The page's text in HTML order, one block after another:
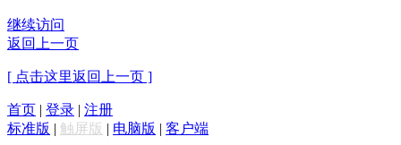
继续访问
返回上一页
[ 点击这里返回上一页 ]
首页 | 登录 | 注册
标准版 | 触屏版 | 电脑版 | 客户端